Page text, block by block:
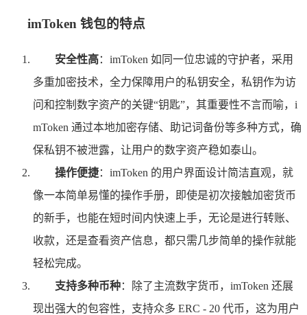
imToken 钱包的特点
安全性高：imToken 如同一位忠诚的守护者，采用
多重加密技术，全力保障用户的私钥安全，私钥作为访
问和控制数字资产的关键“钥匙”，其重要性不言而喻，i
mToken 通过本地加密存储、助记词备份等多种方式，确
保私钥不被泄露，让用户的数字资产稳如泰山。
操作便捷：imToken 的用户界面设计简洁直观，就
像一本简单易懂的操作手册，即使是初次接触加密货币
的新手，也能在短时间内快速上手，无论是进行转账、
收款，还是查看资产信息，都只需几步简单的操作就能
轻松完成。
支持多种币种：除了主流数字货币，imToken 还展
现出强大的包容性，支持众多 ERC - 20 代币，这为用户